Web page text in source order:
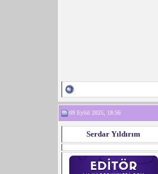
09 Eylül 2025, 18:56
Serdar Yıldırım